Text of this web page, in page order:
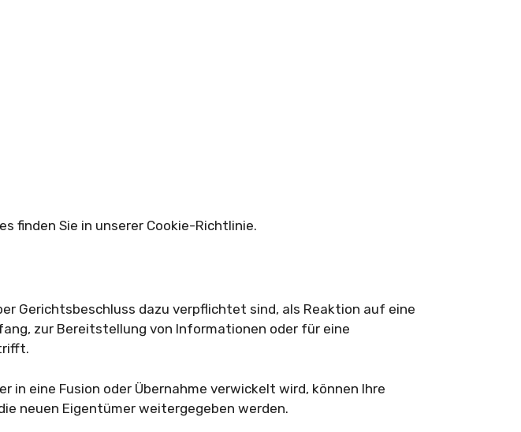
finden Sie in unserer Cookie-Richtlinie.
Gerichtsbeschluss dazu verpflichtet sind, als Reaktion auf eine
zur Bereitstellung von Informationen oder für eine
in eine Fusion oder Übernahme verwickelt wird, können Ihre
neuen Eigentümer weitergegeben werden.